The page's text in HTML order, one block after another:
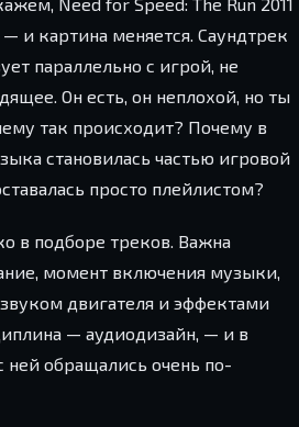
— и картина меняется. Саундтрек
параллельно с игрой, не
Он есть, он неплохой, но ты
так происходит? Почему в
становилась частью игровой
просто плейлистом?
в подборе треков. Важна
момент включения музыки,
двигателя и эффектами
— аудиодизайн, — и в
ней обращались очень по-